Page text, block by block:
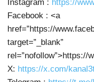
İnstagram : https://
Facebook : <a
href=”https://
target=”_blank”
rel=”nofollow”>https://
X: https://x.com/